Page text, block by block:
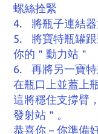
螺絲拴緊
4. 將瓶子連結器
5. 將寶特瓶罐跟
你的＂動力站＂
6. 再將另一寶特
在瓶口上並蓋上
這將穩住支撐臂
發射站＂。
恭喜你－你準備